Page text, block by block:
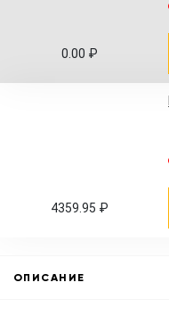
0.00 ₽
4359.95 ₽
ОПИСАНИЕ